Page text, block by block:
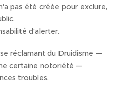
pas été créée pour exclure,
d'alerter.
réclamant du Druidisme —
certaine notoriété —
troubles.